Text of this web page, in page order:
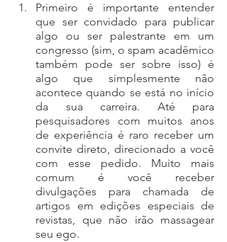
Primeiro é importante entender
que ser convidado para publicar
algo ou ser palestrante em um
congresso (sim, o spam acadêmico
também pode ser sobre isso) é
algo que simplesmente não
acontece quando se está no início
da sua carreira. Até para
pesquisadores com muitos anos
de experiência é raro receber um
convite direto, direcionado a você
com esse pedido. Muito mais
comum é você receber
divulgações para chamada de
artigos em edições especiais de
revistas, que não irão massagear
seu ego.